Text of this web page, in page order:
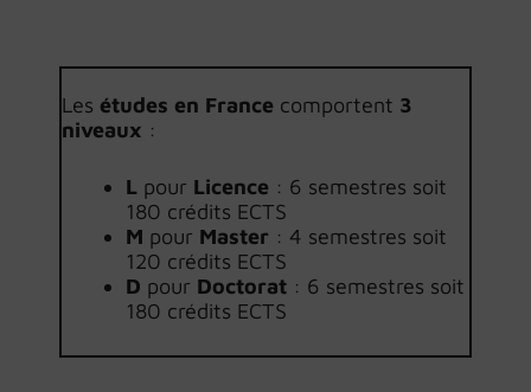
Les études en France comportent 3
niveaux :
L pour Licence : 6 semestres soit
180 crédits ECTS
M pour Master : 4 semestres soit
120 crédits ECTS
D pour Doctorat : 6 semestres soit
180 crédits ECTS